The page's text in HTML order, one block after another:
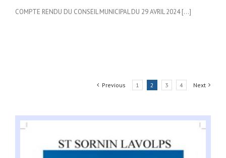
COMPTE RENDU DU CONSEIL MUNICIPAL DU 29 AVRIL 2024 […]
Previous 1 2 3 4 Next